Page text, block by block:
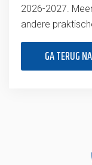
2026-2027.
andere
GA TERUG